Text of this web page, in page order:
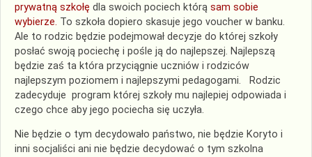
prywatną szkołę dla swoich pociech którą sam sobie
wybierze. To szkoła dopiero skasuje jego voucher w banku.
Ale to rodzic będzie podejmował decyzje do której szkoły
posłać swoją pociechę i pośle ją do najlepszej. Najlepszą
będzie zaś ta która przyciągnie uczniów i rodziców
najlepszym poziomem i najlepszymi pedagogami. Rodzic
zadecyduje program której szkoły mu najlepiej odpowiada i
czego chce aby jego pociecha się uczyła.
Nie będzie o tym decydowało państwo, nie będzie Koryto i
inni socjaliści ani nie będzie decydować o tym szkolna